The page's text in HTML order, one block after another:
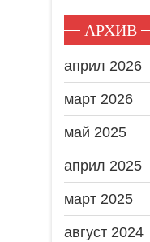
АРХИВ
април 2026
март 2026
май 2025
април 2025
март 2025
август 2024